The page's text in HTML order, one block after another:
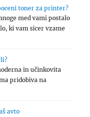
toner za printer?
med vami postalo
ki vam sicer vzame
in učinkovita
pridobiva na
avto